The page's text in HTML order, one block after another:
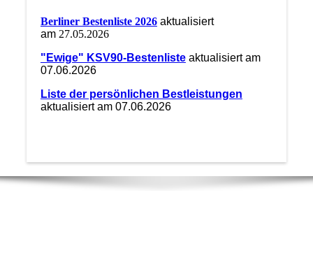
Berliner Bestenliste 2026 aktualisiert
am 27.05.2026
"Ewige" KSV90-Bestenlisteaktualisiert am
07.06.2026
Liste der persönlichen Bestleistungen
aktualisiert am 07.06.2026